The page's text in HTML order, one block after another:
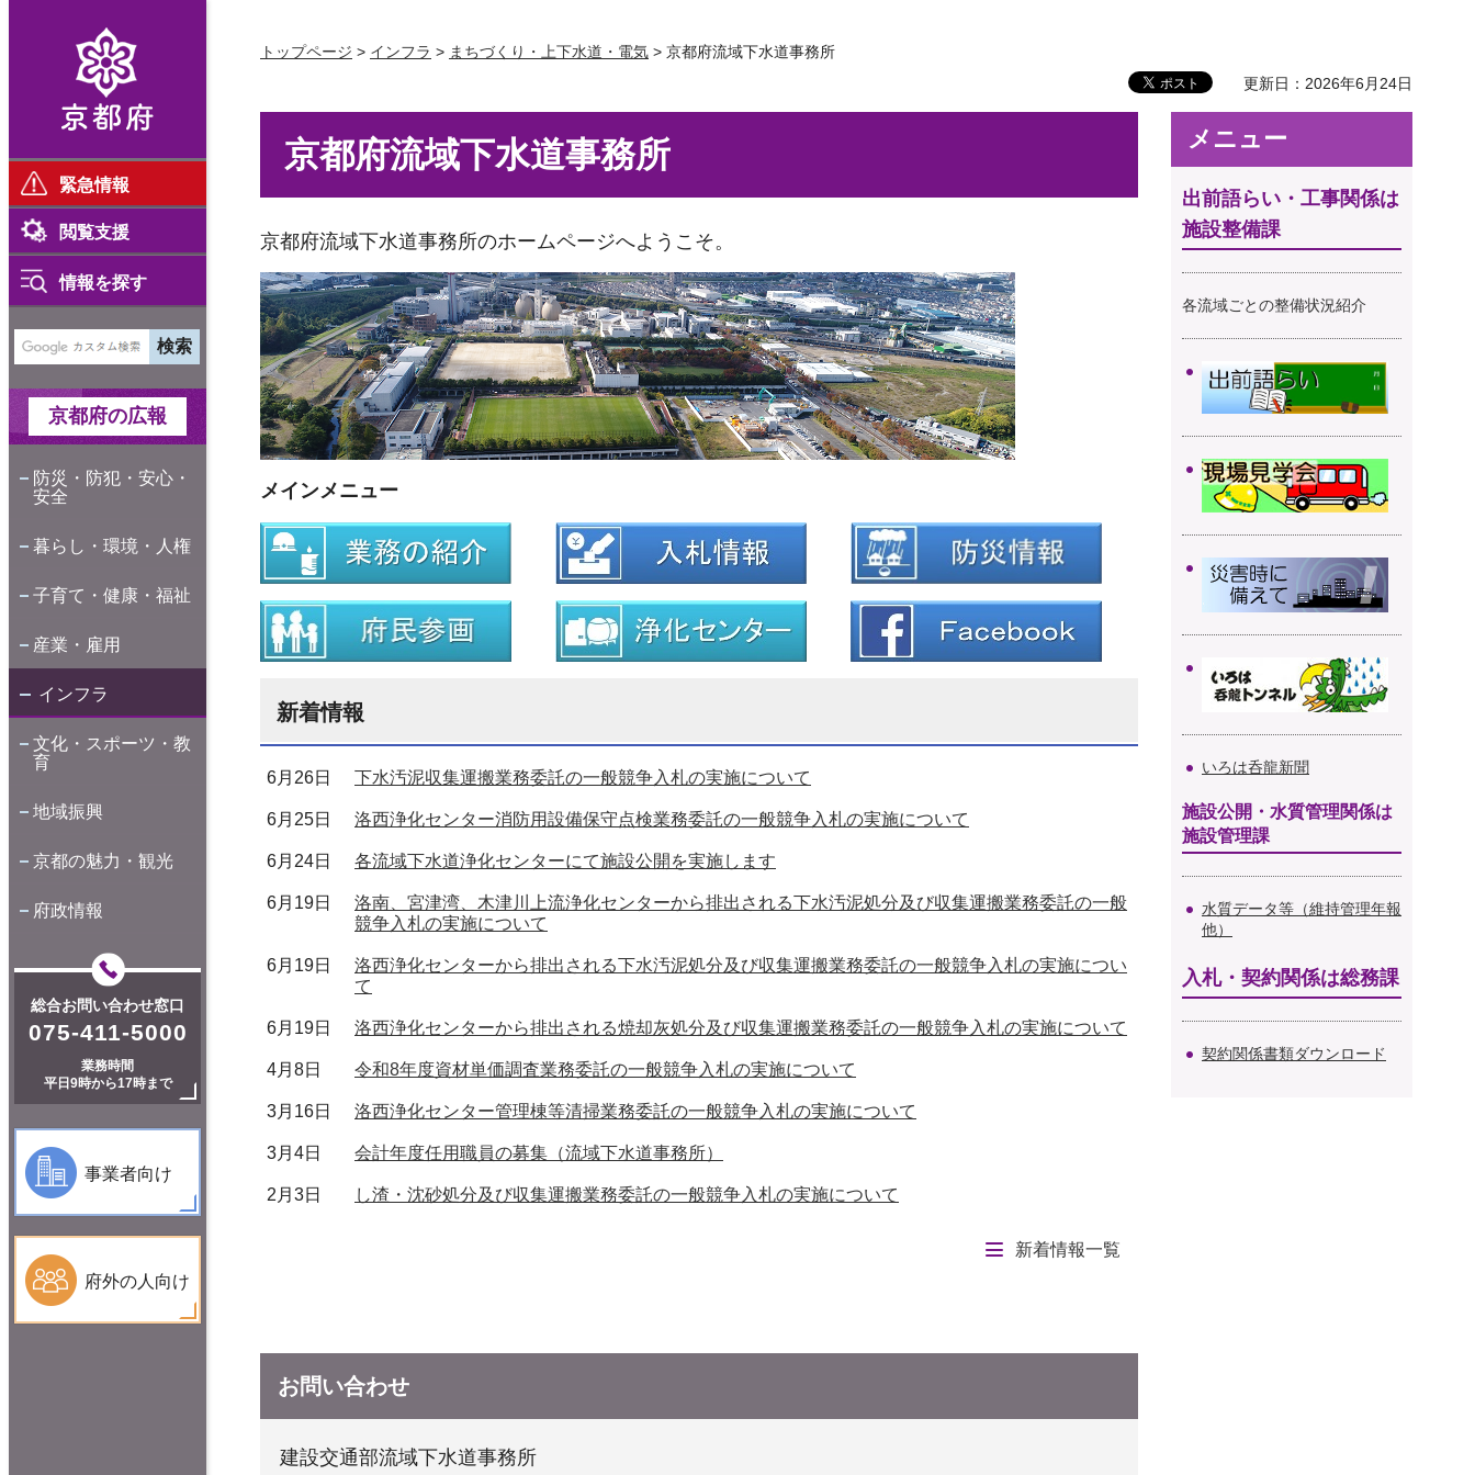
緊急情報
閲覧支援
情報を探す
京都府の広報
防災・防犯・安心・
安全
暮らし・環境・人権
子育て・健康・福祉
産業・雇用
インフラ
文化・スポーツ・教
育
地域振興
京都の魅力・観光
府政情報
総合お問い合わせ窓口
075-411-5000
業務時間
平日9時から17時まで
事業者向け
府外の人向け
トップページ > インフラ > まちづくり・上下水道・電気 > 京都府流域下水道事務所
更新日：2026年6月24日
京都府流域下水道事務所
京都府流域下水道事務所のホームページへようこそ。
メインメニュー
新着情報
6月26日 下水汚泥収集運搬業務委託の一般競争入札の実施について
6月25日 洛西浄化センター消防用設備保守点検業務委託の一般競争入札の実施について
6月24日 各流域下水道浄化センターにて施設公開を実施します
6月19日
洛南、宮津湾、木津川上流浄化センターから排出される下水汚泥処分及び収集運搬業務委託の一般
競争入札の実施について
6月19日
洛西浄化センターから排出される下水汚泥処分及び収集運搬業務委託の一般競争入札の実施につい
て
6月19日 洛西浄化センターから排出される焼却灰処分及び収集運搬業務委託の一般競争入札の実施について
4月8日 令和8年度資材単価調査業務委託の一般競争入札の実施について
3月16日 洛西浄化センター管理棟等清掃業務委託の一般競争入札の実施について
3月4日 会計年度任用職員の募集（流域下水道事務所）
2月3日 し渣・沈砂処分及び収集運搬業務委託の一般競争入札の実施について
新着情報一覧
お問い合わせ
建設交通部流域下水道事務所
メニュー
出前語らい・工事関係は
施設整備課
各流域ごとの整備状況紹介
いろは呑龍新聞
施設公開・水質管理関係は
施設管理課
水質データ等（維持管理年報
他）
入札・契約関係は総務課
契約関係書類ダウンロード